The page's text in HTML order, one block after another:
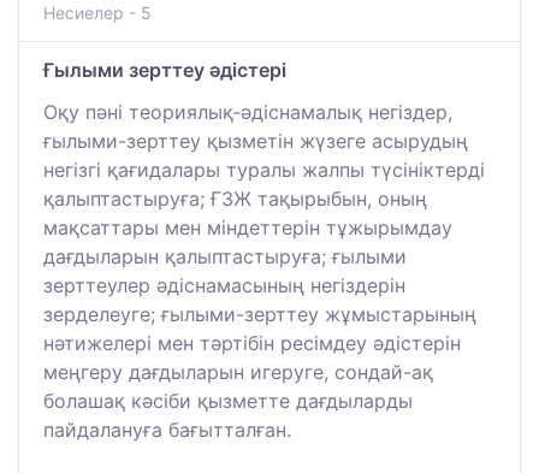
Несиелер - 5
Ғылыми зерттеу әдістері
Оқу пәні теориялық-әдіснамалық негіздер,
ғылыми-зерттеу қызметін жүзеге асырудың
негізгі қағидалары туралы жалпы түсініктерді
қалыптастыруға; ҒЗЖ тақырыбын, оның
мақсаттары мен міндеттерін тұжырымдау
дағдыларын қалыптастыруға; ғылыми
зерттеулер әдіснамасының негіздерін
зерделеуге; ғылыми-зерттеу жұмыстарының
нәтижелері мен тәртібін ресімдеу әдістерін
меңгеру дағдыларын игеруге, сондай-ақ
болашақ кәсіби қызметте дағдыларды
пайдалануға бағытталған.